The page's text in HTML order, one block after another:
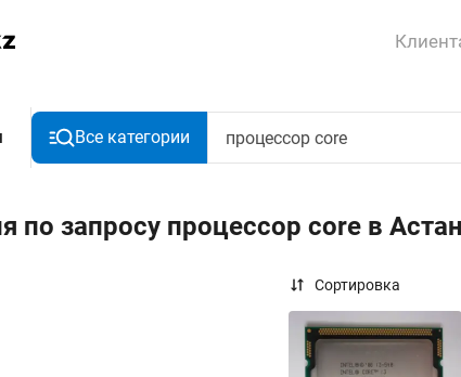
Все категории
по запросу процессор core в
Сортировка